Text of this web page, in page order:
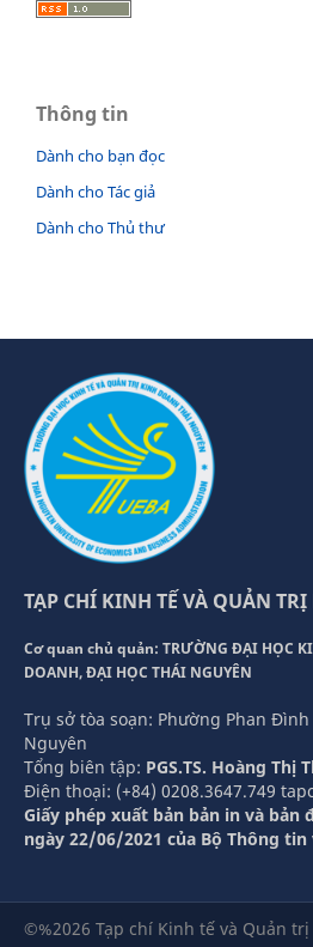
Thông tin
Dành cho bạn đọc
Dành cho Tác giả
Dành cho Thủ thư
TẠP CHÍ KINH TẾ VÀ QUẢN
Cơ quan chủ quản: TRƯỜNG ĐẠI HỌC
DOANH, ĐẠI HỌC THÁI NGUYÊN
Trụ sở tòa soạn: Phường Phan
Nguyên
Tổng biên tập: PGS.TS. Hoàng Thị
Điện thoại: (+84) 0208.3647.749
Giấy phép xuất bản bản in và bản
ngày 22/06/2021 của Bộ Thông
©%2026 Tạp chí Kinh tế và Quản